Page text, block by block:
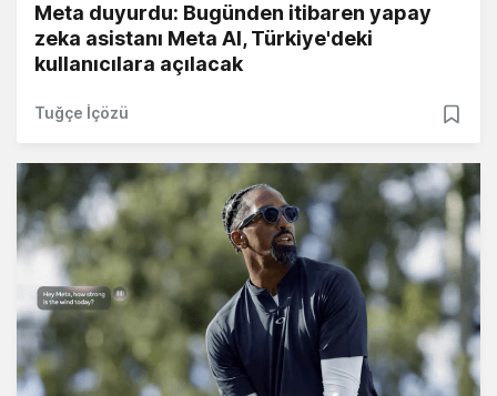
Meta duyurdu: Bugünden itibaren yapay
zeka asistanı Meta AI, Türkiye'deki
kullanıcılara açılacak
Tuğçe İçözü